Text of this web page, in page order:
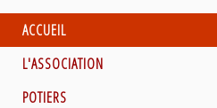
ACCUEIL
L'ASSOCIATION
POTIERS